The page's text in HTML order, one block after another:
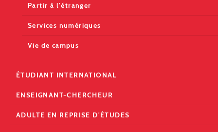
Partir à l'étranger
Services numériques
Vie de campus
ÉTUDIANT INTERNATIONAL
ENSEIGNANT-CHERCHEUR
ADULTE EN REPRISE D'ÉTUDES